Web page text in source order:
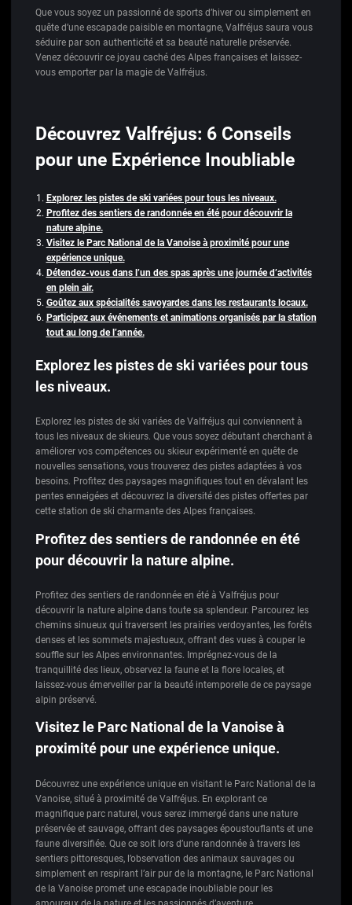
Que vous soyez un passionné de sports d’hiver ou simplement en
quête d’une escapade paisible en montagne, Valfréjus saura vous
séduire par son authenticité et sa beauté naturelle préservée.
Venez découvrir ce joyau caché des Alpes françaises et laissez-
vous emporter par la magie de Valfréjus.
Découvrez Valfréjus: 6 Conseils
pour une Expérience Inoubliable
Explorez les pistes de ski variées pour tous les niveaux.
Profitez des sentiers de randonnée en été pour découvrir la
nature alpine.
Visitez le Parc National de la Vanoise à proximité pour une
expérience unique.
Détendez-vous dans l’un des spas après une journée d’activités
en plein air.
Goûtez aux spécialités savoyardes dans les restaurants locaux.
Participez aux événements et animations organisés par la station
tout au long de l’année.
Explorez les pistes de ski variées pour tous
les niveaux.
Explorez les pistes de ski variées de Valfréjus qui conviennent à
tous les niveaux de skieurs. Que vous soyez débutant cherchant à
améliorer vos compétences ou skieur expérimenté en quête de
nouvelles sensations, vous trouverez des pistes adaptées à vos
besoins. Profitez des paysages magnifiques tout en dévalant les
pentes enneigées et découvrez la diversité des pistes offertes par
cette station de ski charmante des Alpes françaises.
Profitez des sentiers de randonnée en été
pour découvrir la nature alpine.
Profitez des sentiers de randonnée en été à Valfréjus pour
découvrir la nature alpine dans toute sa splendeur. Parcourez les
chemins sinueux qui traversent les prairies verdoyantes, les forêts
denses et les sommets majestueux, offrant des vues à couper le
souffle sur les Alpes environnantes. Imprégnez-vous de la
tranquillité des lieux, observez la faune et la flore locales, et
laissez-vous émerveiller par la beauté intemporelle de ce paysage
alpin préservé.
Visitez le Parc National de la Vanoise à
proximité pour une expérience unique.
Découvrez une expérience unique en visitant le Parc National de la
Vanoise, situé à proximité de Valfréjus. En explorant ce
magnifique parc naturel, vous serez immergé dans une nature
préservée et sauvage, offrant des paysages époustouflants et une
faune diversifiée. Que ce soit lors d’une randonnée à travers les
sentiers pittoresques, l’observation des animaux sauvages ou
simplement en respirant l’air pur de la montagne, le Parc National
de la Vanoise promet une escapade inoubliable pour les